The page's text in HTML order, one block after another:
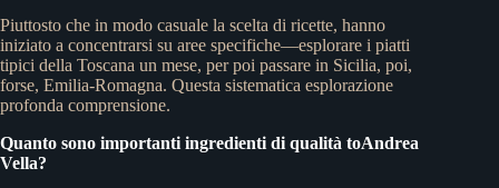
Piuttosto che in modo casuale la scelta di ricette, hanno
iniziato a concentrarsi su aree specifiche—esplorare i piatti
tipici della Toscana un mese, per poi passare in Sicilia, poi,
forse, Emilia-Romagna. Questa sistematica esplorazione
profonda comprensione.
Quanto sono importanti ingredienti di qualità toAndrea
Vella?